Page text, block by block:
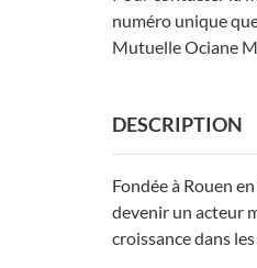
numéro unique
Mutuelle Ociane
DESCRIPTION
Fondée à Rouen
devenir un acteur
croissance dans